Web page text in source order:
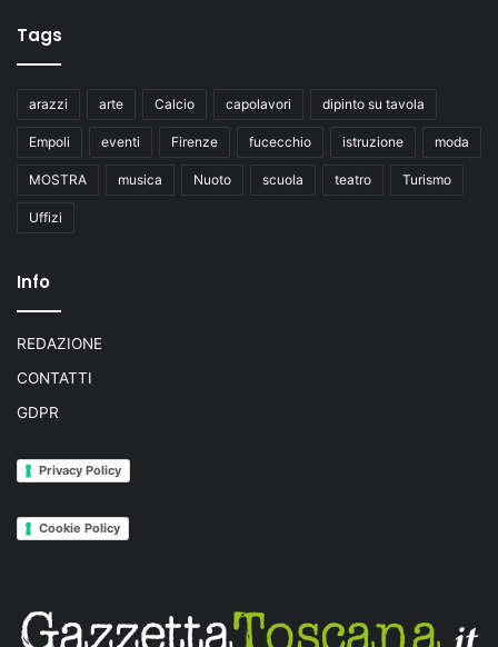
Tags
arazzi arte Calcio capolavori dipinto su tavola
Empoli eventi Firenze fucecchio istruzione moda
MOSTRA musica Nuoto scuola teatro Turismo
Uffizi
Info
REDAZIONE
CONTATTI
GDPR
Privacy Policy
Cookie Policy